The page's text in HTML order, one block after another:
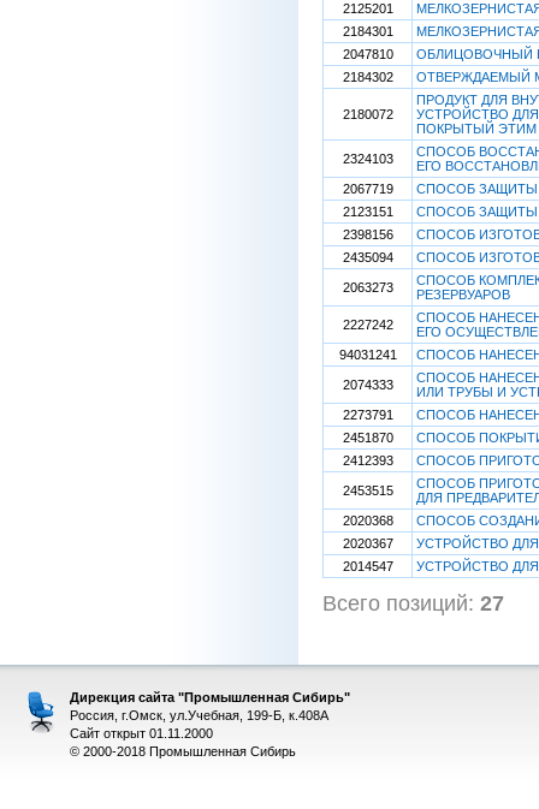
2125201
2184301
2047810
ОБЛИЦОВОЧНЫЙ
2184302
ОТВЕРЖДАЕМЫЙ
2180072
ПРОДУКТ ДЛЯ
УСТРОЙСТВО
ПОКРЫТЫЙ ЭТИМ
2324103
СПОСОБ
ЕГО
2067719
СПОСОБ ЗАЩИТЫ
2123151
СПОСОБ ЗАЩИТЫ
2398156
СПОСОБ
2435094
СПОСОБ
2063273
СПОСОБ
РЕЗЕРВУАРОВ
2227242
СПОСОБ
ЕГО
94031241
СПОСОБ
2074333
СПОСОБ
ИЛИ ТРУБЫ И
2273791
СПОСОБ
2451870
СПОСОБ
2412393
СПОСОБ
2453515
СПОСОБ
ДЛЯ
2020368
СПОСОБ
2020367
УСТРОЙСТВО
2014547
УСТРОЙСТВО
Всего позиций: 27
Дирекция сайта "Промышленная Сибирь"
Россия, г.Омск, ул.Учебная, 199-Б, к.408А
Сайт открыт 01.11.2000
© 2000-2018 Промышленная Сибирь